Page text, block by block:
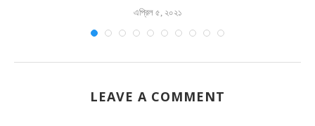
এপ্রিল ৫, ২০২১
LEAVE A COMMENT